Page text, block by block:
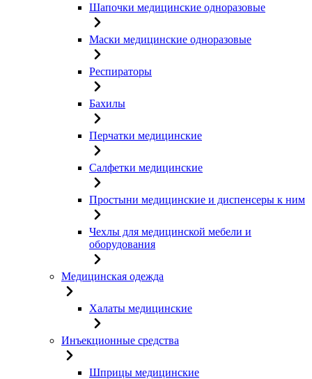
Шапочки медицинские одноразовые
Маски медицинские одноразовые
Респираторы
Бахилы
Перчатки медицинские
Салфетки медицинские
Простыни медицинские и диспенсеры к ним
Чехлы для медицинской мебели и
оборудования
Медицинская одежда
Халаты медицинские
Инъекционные средства
Шприцы медицинские